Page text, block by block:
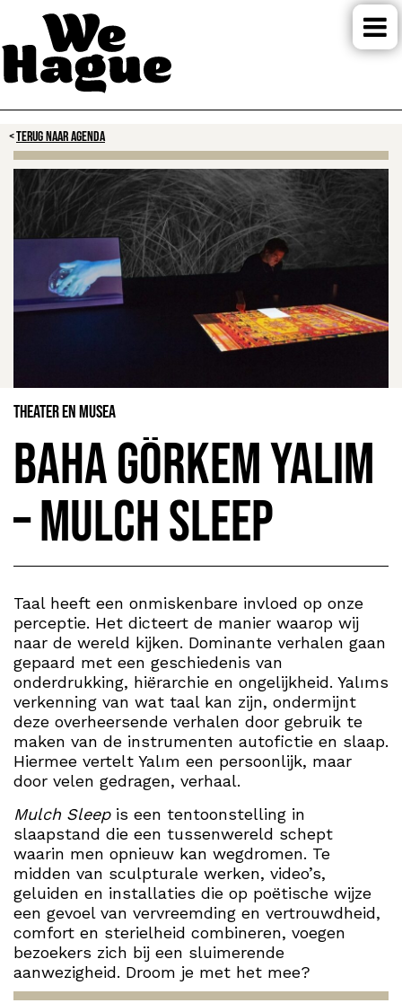
TERUG NAAR AGENDA
Theater en Musea
Baha Görkem Yalım
– Mulch Sleep
Taal heeft een onmiskenbare invloed op onze
perceptie. Het dicteert de manier waarop wij
naar de wereld kijken. Dominante verhalen gaan
gepaard met een geschiedenis van
onderdrukking, hiërarchie en ongelijkheid. Yalıms
verkenning van wat taal kan zijn, ondermijnt
deze overheersende verhalen door gebruik te
maken van de instrumenten autofictie en slaap.
Hiermee vertelt Yalım een persoonlijk, maar
door velen gedragen, verhaal.
Mulch Sleep is een tentoonstelling in
slaapstand die een tussenwereld schept
waarin men opnieuw kan wegdromen. Te
midden van sculpturale werken, video’s,
geluiden en installaties die op poëtische wijze
een gevoel van vervreemding en vertrouwdheid,
comfort en sterielheid combineren, voegen
bezoekers zich bij een sluimerende
aanwezigheid. Droom je met het mee?